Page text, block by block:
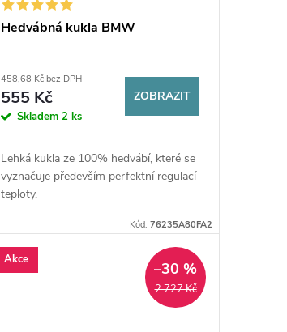
Hedvábná kukla BMW
458,68 Kč bez DPH
555 Kč
Skladem 2 ks
ZOBRAZIT
Lehká kukla ze 100% hedvábí, které se
vyznačuje především perfektní regulací
teploty.
Kód: 76235A80FA2
Akce
2 727 Kč
–30 %